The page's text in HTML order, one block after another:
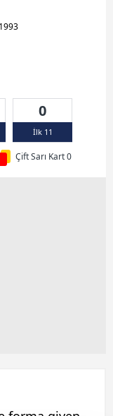
0
İlk 11
Çift Sarı Kart 0